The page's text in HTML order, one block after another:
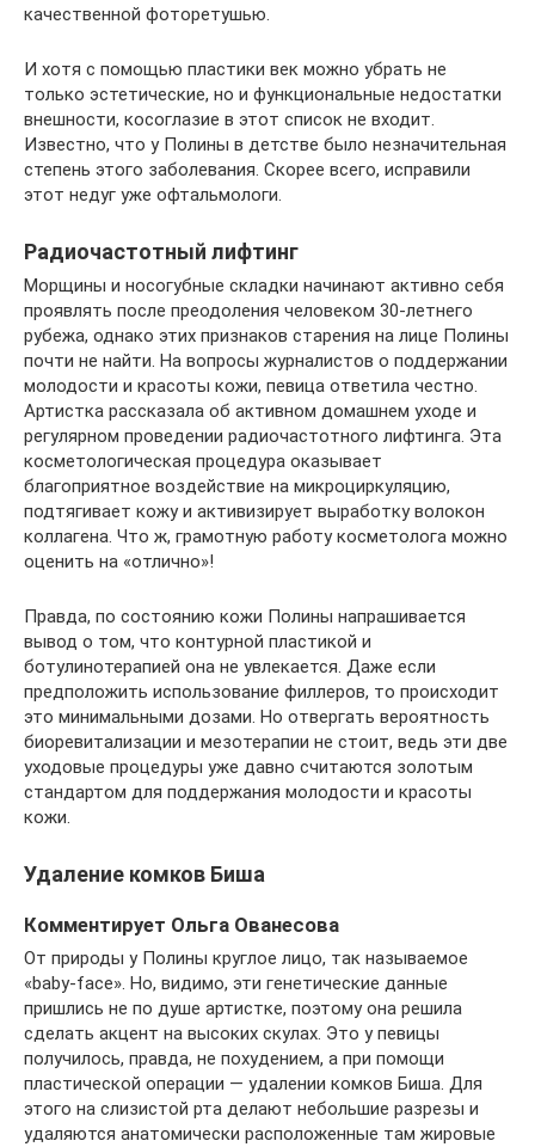
качественной фоторетушью.
И хотя с помощью пластики век можно убрать не
только эстетические, но и функциональные недостатки
внешности, косоглазие в этот список не входит.
Известно, что у Полины в детстве было незначительная
степень этого заболевания. Скорее всего, исправили
этот недуг уже офтальмологи.
Радиочастотный лифтинг
Морщины и носогубные складки начинают активно себя
проявлять после преодоления человеком 30-летнего
рубежа, однако этих признаков старения на лице Полины
почти не найти. На вопросы журналистов о поддержании
молодости и красоты кожи, певица ответила честно.
Артистка рассказала об активном домашнем уходе и
регулярном проведении радиочастотного лифтинга. Эта
косметологическая процедура оказывает
благоприятное воздействие на микроциркуляцию,
подтягивает кожу и активизирует выработку волокон
коллагена. Что ж, грамотную работу косметолога можно
оценить на «отлично»!
Правда, по состоянию кожи Полины напрашивается
вывод о том, что контурной пластикой и
ботулинотерапией она не увлекается. Даже если
предположить использование филлеров, то происходит
это минимальными дозами. Но отвергать вероятность
биоревитализации и мезотерапии не стоит, ведь эти две
уходовые процедуры уже давно считаются золотым
стандартом для поддержания молодости и красоты
кожи.
Удаление комков Биша
Комментирует Ольга Ованесова
От природы у Полины круглое лицо, так называемое
«baby-face». Но, видимо, эти генетические данные
пришлись не по душе артистке, поэтому она решила
сделать акцент на высоких скулах. Это у певицы
получилось, правда, не похудением, а при помощи
пластической операции — удалении комков Биша. Для
этого на слизистой рта делают небольшие разрезы и
удаляются анатомически расположенные там жировые